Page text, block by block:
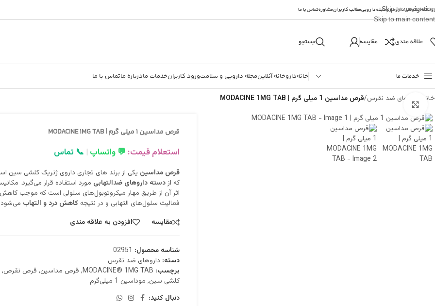
Skip to navigation
Skip to main content
اینترنتی دارومارومجله داروییمطالب کاربرانمشاورهتماس با ما
علاقه مندی مقایسه جستجو
خدمات ما خانهداروخانه آنلاینمجله دارویی و سلامتورود کاربرانخدمات مادرباره ماتماس با ما
خانه داروهای ضد نقرس/قرص مداسین 1 میلی‌ گرم | MODACINE 1MG TAB
بزرگنمایی تصویر
قرص مداسین 1 میلی‌ گرم | MODACINE 1MG TAB
استعلام قیمت: 💬 واتساپ | 📞 تماس
قرص مداسین یکی از برند های تجاری داروی ژنریک کلشی سین
که ازدسته داروهای ضدالتهابی مورد استفاده قرار می‌گیرد.
اثر آن از طریق مهار میکروتوبول‌های سلولی است که موجب کاهش
فعالیت سلول‌های التهابی و در نتیجه کاهش درد و التهاب می‌شود.
مقایسه
افزودن به علاقه مندی
شناسه محصول: 02951
دسته: داروهای ضد نقرس
برچسب: MODACINE® 1MG TAB
, قرص مداسین, قرص نقرص,
کلشی سین, موداسین 1 میلی‌گرم
دنبال کنید: